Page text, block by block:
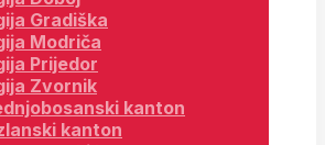
Gradiška
Modriča
Prijedor
Zvornik
kanton
kanton